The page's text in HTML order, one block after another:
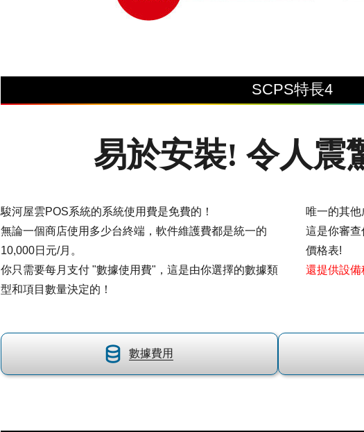
SCPS特長4
易於安裝! 令人震
駿河屋雲POS系統的系統使用費是免費的！
無論一個商店使用多少台終端，軟件維護費都是統一的
10,000日元/月。
你只需要每月支付 "數據使用費"，這是由你選擇的數據類
型和項目數量決定的！
唯一的其他
這是你審
價格表!
還提供設備
數據費用